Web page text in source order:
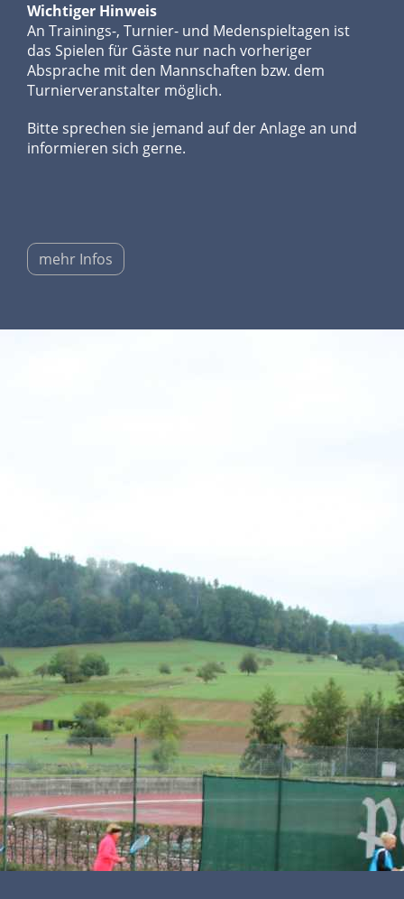
Wichtiger Hinweis
An Trainings-, Turnier- und Medenspieltagen ist
das Spielen für Gäste nur nach vorheriger
Absprache mit den Mannschaften bzw. dem
Turnierveranstalter möglich.
Bitte sprechen sie jemand auf der Anlage an und
informieren sich gerne.
mehr Infos